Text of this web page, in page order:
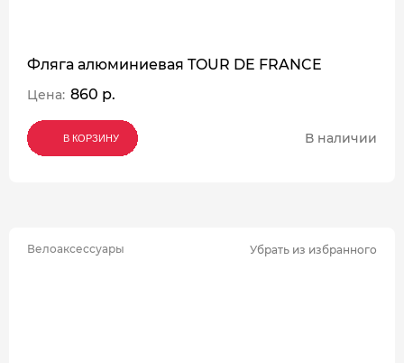
Фляга алюминиевая TOUR DE FRANCE
Цена: 860 р.
В КОРЗИНУ
В КОРЗИНУ
В КОРЗИНУ В наличии
Велоаксессуары Убрать из избранного